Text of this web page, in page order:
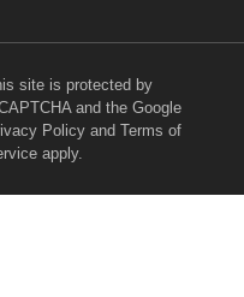
site is protected by
and the Google
Policy and Terms of
apply.